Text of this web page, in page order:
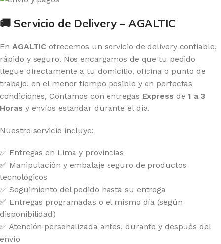
🚚 Servicio de Delivery – AGALTIC
En AGALTIC ofrecemos un servicio de delivery confiable,
rápido y seguro. Nos encargamos de que tu pedido
llegue directamente a tu domicilio, oficina o punto de
trabajo, en el menor tiempo posible y en perfectas
condiciones, Contamos con entregas Express de 1 a 3
Horas y envíos estandar durante el día.
Nuestro servicio incluye:
✅ Entregas en Lima y provincias
✅ Manipulación y embalaje seguro de productos
tecnológicos
✅ Seguimiento del pedido hasta su entrega
✅ Entregas programadas o el mismo día (según
disponibilidad)
✅ Atención personalizada antes, durante y después del
envío